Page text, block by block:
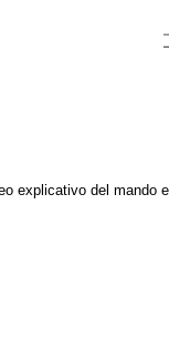
explicativo del mando